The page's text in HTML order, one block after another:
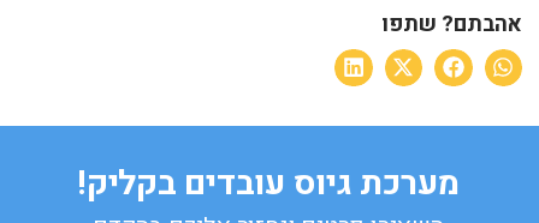
אהבתם? שתפו
מערכת גיוס עובדים בקליק!